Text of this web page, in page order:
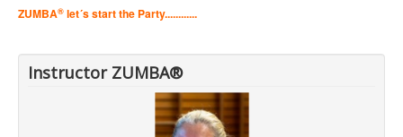
ZUMBA® let´s start the Party............
Instructor ZUMBA®